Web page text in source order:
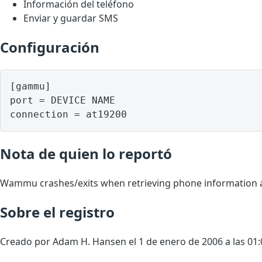
Información del teléfono
Enviar y guardar SMS
Configuración
[gammu]
port = DEVICE NAME
Nota de quien lo reportó
Wammu crashes/exits when retrieving phone information
Sobre el registro
Creado por Adam H. Hansen el 1 de enero de 2006 a las